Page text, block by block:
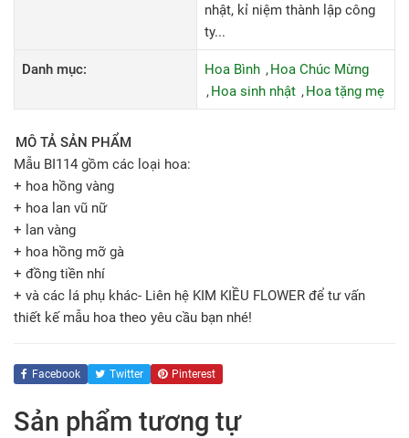
nhật, kỉ niệm thành lập công
ty...
Danh mục: Hoa Bình
Hoa Chúc Mừng
Hoa sinh nhật
Hoa tặng mẹ
MÔ TẢ SẢN PHẨM
Mẫu BI114 gồm các loại hoa:
+ hoa hồng vàng
+ hoa lan vũ nữ
+ lan vàng
+ hoa hồng mỡ gà
+ đồng tiền nhí
+ và các lá phụ khác- Liên hệ KIM KIỀU FLOWER để tư vấn
thiết kế mẫu hoa theo yêu cầu bạn nhé!
Facebook Twitter Pinterest
Sản phẩm tương tự